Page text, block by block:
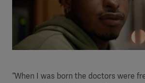
“When I was born the doctors were